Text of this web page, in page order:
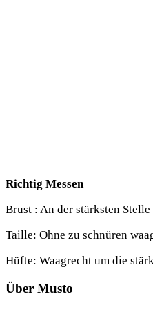
Rich­tig Messen
Brust : An der stärks­ten
Tail­le: Ohne zu schnü­ren
Hüf­te: Waag­recht um die
Über Musto